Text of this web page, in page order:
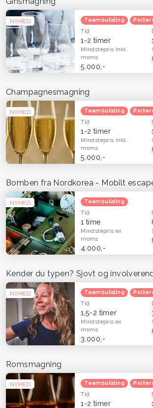
NYHED Teambuilding
Tid
1-2 timer
Mindstepris Inkl.
moms
5.000,-
NYHED
Champagnesmagning
Teambuilding
Tid
1-2 timer
Mindstepris Inkl.
moms
5.000,-
NYHED
Bomben fra Nordkorea - Mobilt
Teambuilding
Tid
1 time
Mindstepris ex
moms
4.000,-
NYHED
Kender du typen? Sjovt og
Teambuilding
Tid
1,5-2 timer
Mindstepris ex
moms
3.000,-
NYHED
Romsmagning
Teambuilding
Tid
1-2 timer